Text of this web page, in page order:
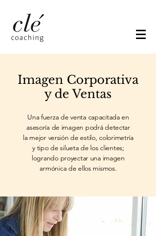
Una fuerza de venta capacitada en
asesoría de imagen podrá detectar
la mejor versión de estilo, colorimetría
y tipo de silueta de los clientes;
logrando proyectar una imagen
armónica de ellos mismos.
Imagen Corporativa
y de Ventas